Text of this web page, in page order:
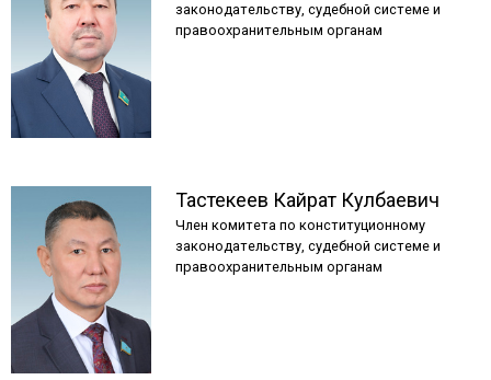
законодательству, судебной системе и
правоохранительным органам
Тастекеев Кайрат Кулбаевич
Член комитета по конституционному
законодательству, судебной системе и
правоохранительным органам